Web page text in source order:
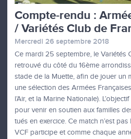
Compte-rendu :
/ Variétés Club de
Mercredi 26 septembre 2018
Ce mardi 25 septembre, le Variétés
retrouvé du côté du 16ème
stade de la Muette, afin de jouer un
une sélection des Armées
l’Air, et la Marine Nationale).
pour venir en soutien aux familles
tués en exercice. Ce match n’est
VCF participe et comme chaque